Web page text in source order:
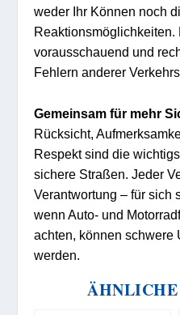
weder Ihr Können noch
Reaktionsmöglichkeiten.
vorausschauend und
Fehlern anderer
Gemeinsam für mehr
Rücksicht,
Respekt sind die
sichere Straßen. Jeder
Verantwortung – für sich
wenn Auto- und
achten, können schwere
werden.